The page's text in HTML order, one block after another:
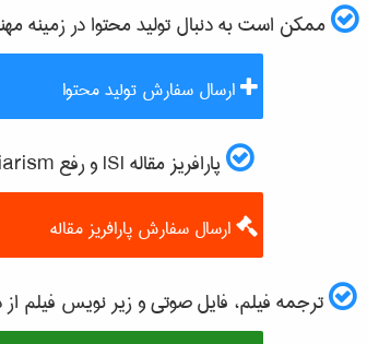
ممکن است به دنبال تولید محتوا در زمینه
ارسال سفارش تولید محتوا
پارافریز مقاله ISI و رفع plagiarism
ارسال سفارش پارافریز مقاله
ترجمه فیلم، فایل صوتی و زیر نویس فیلم